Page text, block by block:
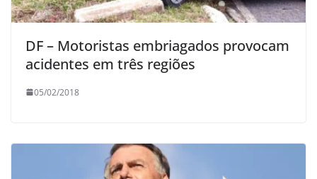
DF – Motoristas embriagados provocam
acidentes em três regiões
05/02/2018